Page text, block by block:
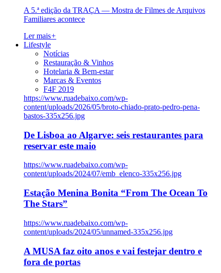
A 5.ª edição da TRAÇA — Mostra de Filmes de Arquivos
Familiares acontece
Ler mais+
Lifestyle
Notícias
Restauração & Vinhos
Hotelaria & Bem-estar
Marcas & Eventos
F4F 2019
https://www.ruadebaixo.com/wp-
content/uploads/2026/05/broto-chiado-prato-pedro-pena-
bastos-335x256.jpg
De Lisboa ao Algarve: seis restaurantes para
reservar este maio
https://www.ruadebaixo.com/wp-
content/uploads/2024/07/emb_elenco-335x256.jpg
Estação Menina Bonita “From The Ocean To
The Stars”
https://www.ruadebaixo.com/wp-
content/uploads/2024/05/unnamed-335x256.jpg
A MUSA faz oito anos e vai festejar dentro e
fora de portas